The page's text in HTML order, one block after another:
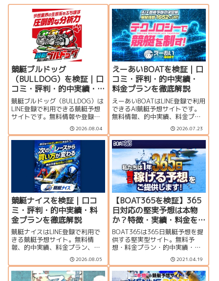
競艇ブルドッグ
（BULLDOG）を検証｜口
コミ・評判・的中実績・
料金プランを徹底解説
競艇ブルドッグ（BULLDOG）は
LINE登録で利用できる競艇予想
サイトです。無料情報や登録特
料金プラン、運営者情報をもと
に、利用する価値があるのか検
証しました。
2026.08.04
えーあいBOATを検証｜口
コミ・評判・的中実績・
料金プランを徹底解説
えーあいBOATはLINE登録で利用
できるAI競艇予想サイトです。
無料情報、的中実績、料金プラ
情報をもとに、利用する価値が
あるのか分かりやすく検証しま
す。
2026.07.23
競艇ナイスを検証｜口コ
ミ・評判・的中実績・料
金プランを徹底解説
競艇ナイスはLINE登録で利用で
きる競艇予想サイト。無料情
報、的中実績、料金プラン、口
コミ、登録特典、運営者情報を
もとに、利用する価値があるの
か分かりやすく検証します。
2026.08.05
【BOAT365を検証】365
日対応の堅実予想は本物
か？特徴・実績・料金を
徹底解説
BOAT365は365日競艇予想を提
供する堅実型サイト。無料予
想・料金プラン・的中実績・口
コミを初心者向けに分かりやす
く検証。
2021.04.19